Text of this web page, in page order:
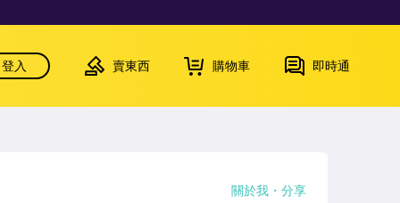
登入 賣東西 購物車 即時通
關於我 分享